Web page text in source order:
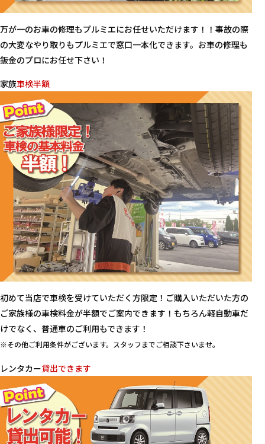
万が一のお車の修理もプルミエにお任せいただけます！！事故の際
の大変なやり取りもプルミエで窓口一本化できます。お車の修理も
鈑金のプロにお任せ下さい！
家族車検半額
初めて当店で車検を受けていただく方限定！ご購入いただいた方の
ご家族様の車検料金が半額でご案内できます！もちろん軽自動車だ
けでなく、普通車のご利用もできます！
※その他ご利用条件がございます。スタッフまでご相談下さいませ。
レンタカー貸出できます